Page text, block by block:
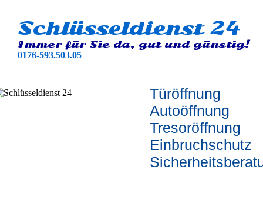
Schlüsseldienst 24
Immer für Sie da, gut und günstig!
0176-593.503.05
Türöffnung
Autoöffnung
Tresoröffnung
Einbruchschutz